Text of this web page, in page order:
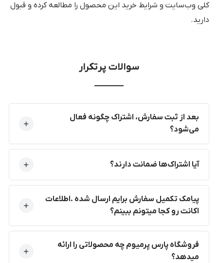
کلی وب‌سایت و شرایط خرید این محصول را مطالعه کرده و قبول
دارید.
سوالات پرتکرار
بعد از ثبت سفارش، اشتراک چگونه فعال
می‌شود؟
آیا اشتراک‌ها ضمانت دارند؟
پیامک تکمیل سفارش برایم ارسال شده .اطلاعات
اکانت رو کجا میتونم ببینم؟
فروشگاه پارس پرمیوم چه محصولاتی را ارائه
میدهد؟